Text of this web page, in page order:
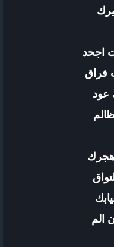
اجحد
فراق
عود
هجرك
الم